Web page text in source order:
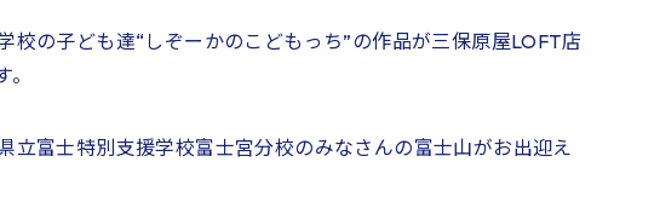
校の子ども達“しぞーかのこどもっち”の作品が三保原屋LOFT店
立富士特別支援学校富士宮分校のみなさんの富士山がお出迎え